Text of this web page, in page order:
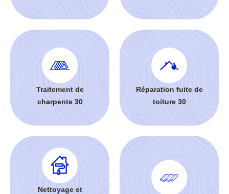
Traitement de
charpente 30
Réparation fuite de
toiture 30
Nettoyage et